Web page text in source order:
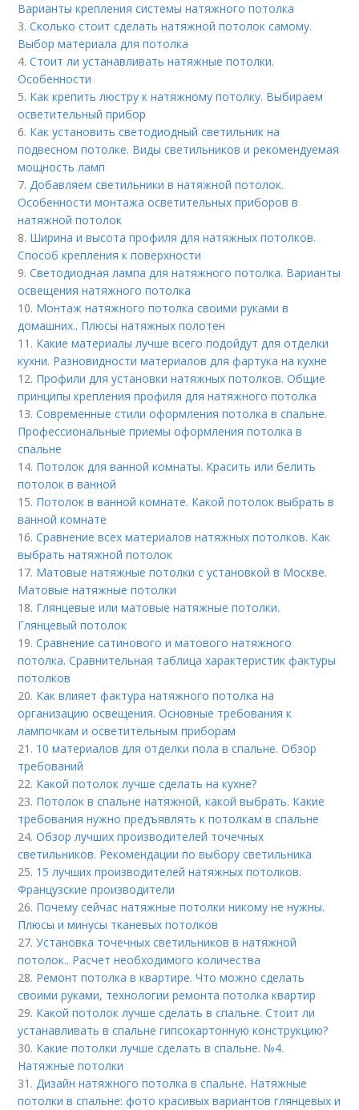
Варианты крепления системы натяжного потолка
3.Сколько стоит сделать натяжной потолок самому.
Выбор материала для потолка
4.Стоит ли устанавливать натяжные потолки.
Особенности
5. Как крепить люстру к натяжному потолку. Выбираем
осветительный прибор
6. Как установить светодиодный светильник на
подвесном потолке. Виды светильников и рекомендуемая
мощность ламп
7.Добавляем светильники в натяжной потолок.
Особенности монтажа осветительных приборов в
натяжной потолок
8. Ширина и высота профиля для натяжных потолков.
Способ крепления к поверхности
9.Светодиодная лампа для натяжного потолка. Варианты
освещения натяжного потолка
10. Монтаж натяжного потолка своими руками в
домашних.. Плюсы натяжных полотен
11. Какие материалы лучше всего подойдут для отделки
кухни. Разновидности материалов для фартука на кухне
12. Профили для установки натяжных потолков. Общие
принципы крепления профиля для натяжного потолка
13.Современные стили оформления потолка в спальне.
Профессиональные приемы оформления потолка в
спальне
14. Потолок для ванной комнаты. Красить или белить
потолок в ванной
15. Потолок в ванной комнате. Какой потолок выбрать в
ванной комнате
16.Сравнение всех материалов натяжных потолков. Как
выбрать натяжной потолок
17. Матовые натяжные потолки с установкой в Москве.
Матовые натяжные потолки
18. Глянцевые или матовые натяжные потолки.
Глянцевый потолок
19.Сравнение сатинового и матового натяжного
потолка. Сравнительная таблица характеристик фактуры
потолков
20. Как влияет фактура натяжного потолка на
организацию освещения. Основные требования к
лампочкам и осветительным приборам
21. 10 материалов для отделки пола в спальне. Обзор
требований
22. Какой потолок лучше сделать на кухне?
23. Потолок в спальне натяжной, какой выбрать. Какие
требования нужно предъявлять к потолкам в спальне
24.Обзор лучших производителей точечных
светильников. Рекомендации по выбору светильника
25. 15 лучших производителей натяжных потолков.
Французские производители
26. Почему сейчас натяжные потолки никому не нужны.
Плюсы и минусы тканевых потолков
27.Установка точечных светильников в натяжной
потолок.. Расчет необходимого количества
28. Ремонт потолка в квартире. Что можно сделать
своими руками, технологии ремонта потолка квартир
29. Какой потолок лучше сделать в спальне. Стоит ли
устанавливать в спальне гипсокартонную конструкцию?
30. Какие потолки лучше сделать в спальне. №4.
Натяжные потолки
31.Дизайн натяжного потолка в спальне. Натяжные
потолки в спальне: фото красивых вариантов глянцевых и